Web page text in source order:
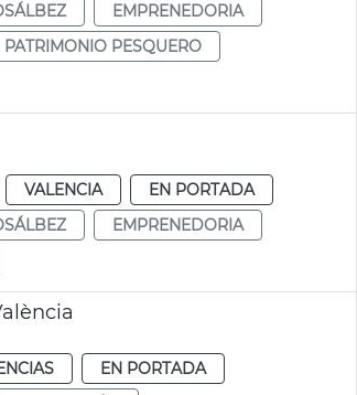
EMPRENEDORIA
PATRIMONIO PESQUERO
VALENCIA
EN PORTADA
EMPRENEDORIA
EN PORTADA